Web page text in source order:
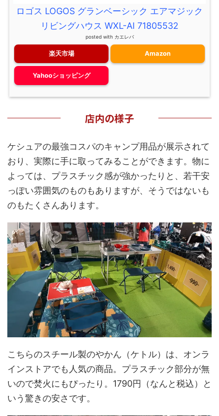
ロゴス LOGOS グランベーシック エアマジック
リビングハウス WXL-AI 71805532
posted with カエレバ
楽天市場 Amazon
Yahooショッピング
店内の様子
ケシュアの最強コスパのキャンプ用品が展示されて
おり、実際に手に取ってみることができます。物に
よっては、プラスチック感が強かったりと、若干安
っぽい雰囲気のものもありますが、そうではないも
のもたくさんあります。
こちらのスチール製のやかん（ケトル）は、オンラ
インストアでも人気の商品。プラスチック部分が無
いので焚火にもぴったり。1790円（なんと税込）と
いう驚きの安さです。